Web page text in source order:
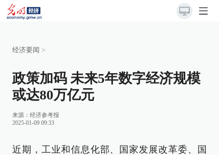
经济要闻 >
政策加码 未来5年数字经济规模
或达80万亿元
来源： 经济参考报
2025-01-09 09:33
近期，工业和信息化部、国家发展改革委、国